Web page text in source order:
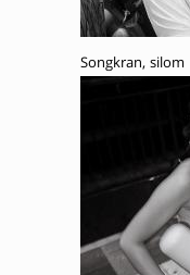
Songkran, silom